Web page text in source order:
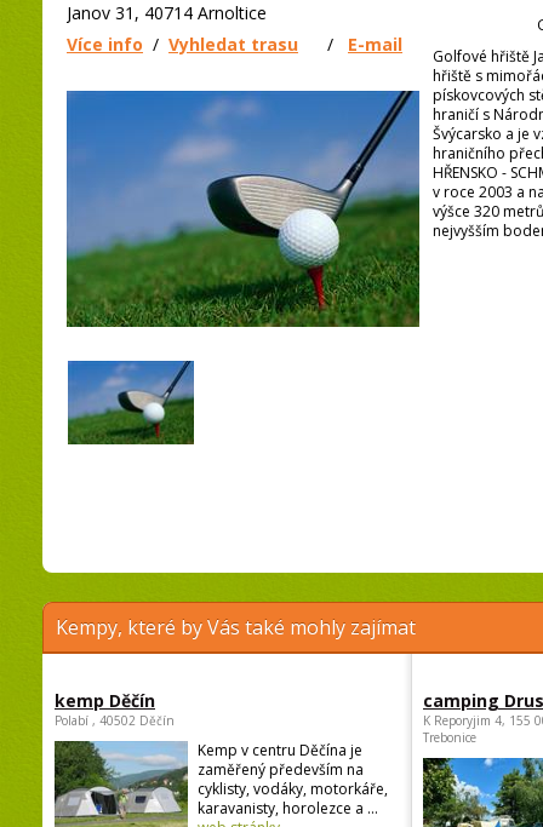
Janov 31, 40714 Arnoltice
Více info / Vyhledat trasu / E-mail
Golfové hřiště
hřiště s
pískovcových
hraničí s
Švýcarsko a je
hraničního
HŘENSKO -
v roce 2003 a
výšce 320
nejvyšším
Kempy, které by Vás také mohly zajímat
kemp Děčín
Polabí , 40502 Děčín
Kemp v centru Děčína je
zaměřený především na
cyklisty, vodáky, motorkáře,
karavanisty, horolezce a ...
camping
K Reporyjim 4, 155
Trebonice